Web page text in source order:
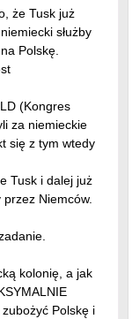
że Tusk już
służby
Polskę.
(Kongres
za niemieckie
się z tym wtedy
Tusk i dalej już
przez Niemców.
kolonię, a jak
Polskę i